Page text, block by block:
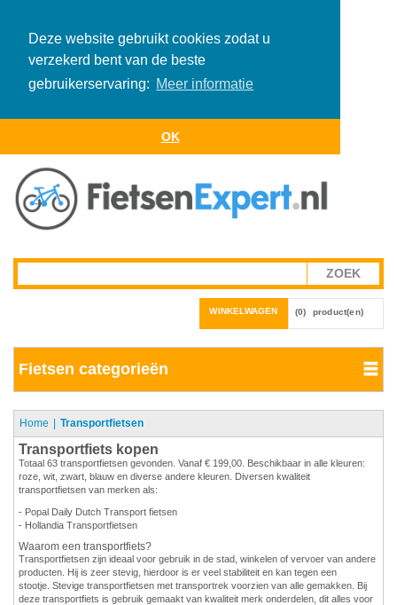
Deze website gebruikt cookies zodat u
verzekerd bent van de beste
gebruikerservaring: Meer informatie
OK
WINKELWAGEN (0) product(en)
Fietsen categorieën
Home Transportfietsen
Transportfiets kopen
Totaal 63 transportfietsen gevonden. Vanaf € 199,00. Beschikbaar in alle kleuren:
roze, wit, zwart, blauw en diverse andere kleuren. Diversen kwaliteit
transportfietsen van merken als:
- Popal Daily Dutch Transport fietsen
- Hollandia Transportfietsen
Waarom een transportfiets?
Transportfietsen zijn ideaal voor gebruik in de stad, winkelen of vervoer van andere
producten. Hij is zeer stevig, hierdoor is er veel stabiliteit en kan tegen een
stootje. Stevige transportfietsen met transportrek voorzien van alle gemakken. Bij
deze transportfiets is gebruik gemaakt van kwaliteit merk onderdelen, dit alles voor